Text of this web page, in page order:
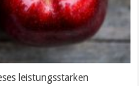
leistungsstarken